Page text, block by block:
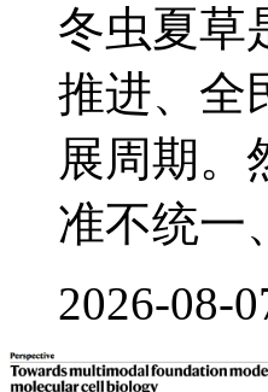
冬虫夏草
推进、全
展周期。
准不统一
2026-08-